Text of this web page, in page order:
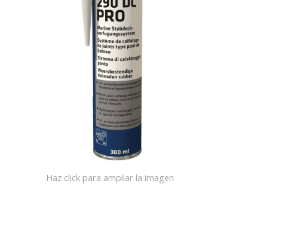
Haz click para ampliar la imagen